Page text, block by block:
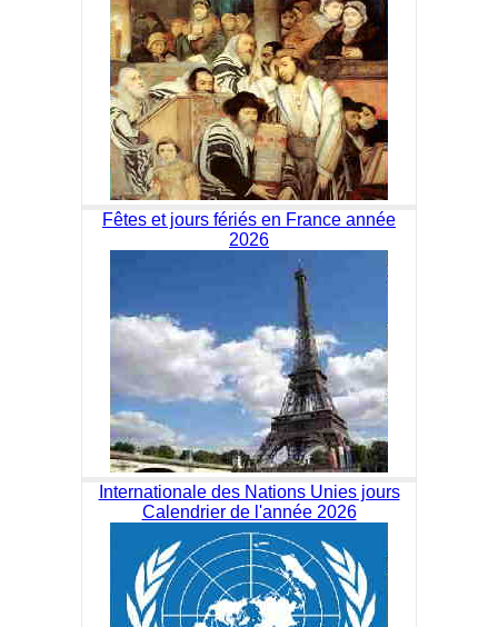
Fêtes et jours fériés en France année
2026
Internationale des Nations Unies jours
Calendrier de l'année 2026